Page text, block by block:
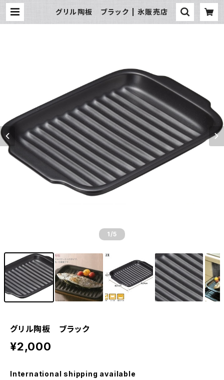
グリル陶板 ブラック | 氷販売店
1 /5
グリル陶板 ブラック
¥2,000
International shipping available